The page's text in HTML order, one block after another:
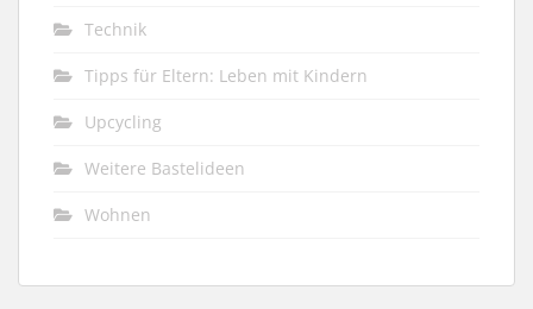
Technik
Tipps für Eltern: Leben mit Kindern
Upcycling
Weitere Bastelideen
Wohnen